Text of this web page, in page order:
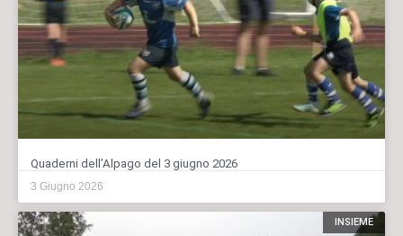
Quaderni dell’Alpago del 3 giugno 2026
3 Giugno 2026
INSIEME